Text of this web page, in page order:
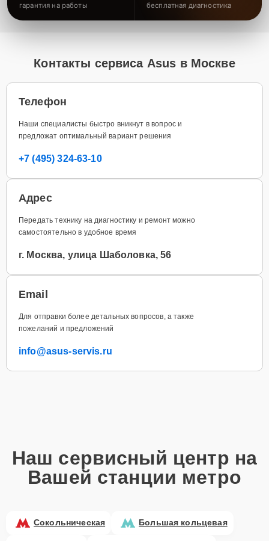
гарантия на работы бесплатная диагностика
Контакты сервиса Asus в Москве
Телефон
Наши специалисты быстро вникнут в вопрос и
предложат оптимальный вариант решения
+7 (495) 324-63-10
Адрес
Передать технику на диагностику и ремонт можно
самостоятельно в удобное время
г. Москва, улица Шаболовка, 56
Email
Для отправки более детальных вопросов, а также
пожеланий и предложений
info@asus-servis.ru
Наш сервисный центр на
Вашей станции метро
Сокольническая Большая кольцевая